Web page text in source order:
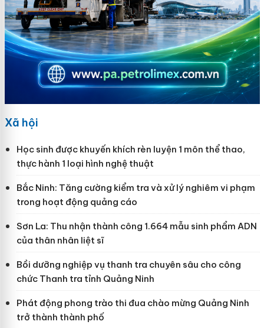
Xã hội
Học sinh được khuyến khích rèn luyện 1 môn thể thao,
thực hành 1 loại hình nghệ thuật
Bắc Ninh: Tăng cường kiểm tra và xử lý nghiêm vi phạm
trong hoạt động quảng cáo
Sơn La: Thu nhận thành công 1.664 mẫu sinh phẩm ADN
của thân nhân liệt sĩ
Bồi dưỡng nghiệp vụ thanh tra chuyên sâu cho công
chức Thanh tra tỉnh Quảng Ninh
Phát động phong trào thi đua chào mừng Quảng Ninh
trở thành thành phố